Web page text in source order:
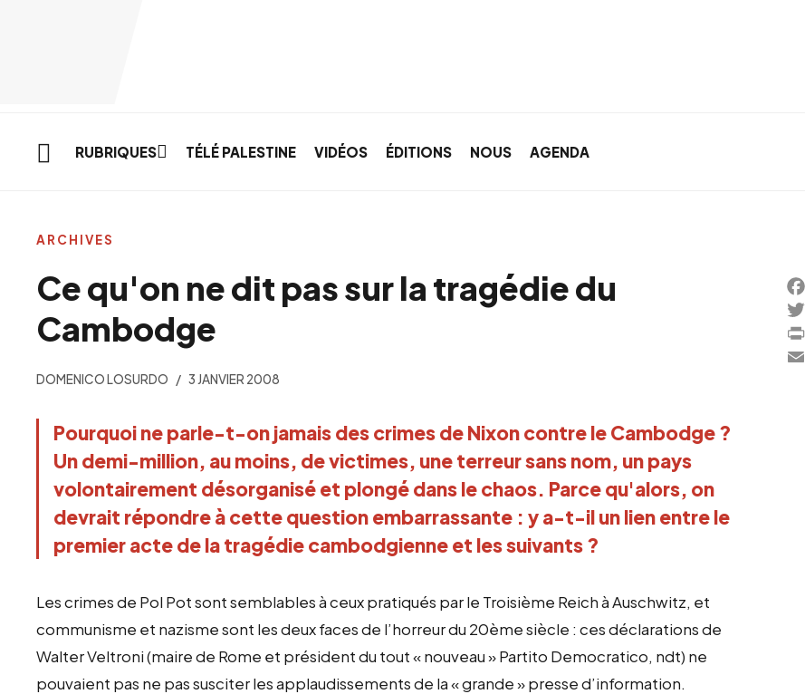
RUBRIQUES TÉLÉ PALESTINE VIDÉOS ÉDITIONS NOUS AGENDA
Ce qu'on ne dit pas sur la tragédie du
Cambodge
DOMENICO LOSURDO 3 JANVIER 2008
Pourquoi ne parle-t-on jamais des crimes de Nixon contre le Cambodge ?
Un demi-million, au moins, de victimes, une terreur sans nom, un pays
volontairement désorganisé et plongé dans le chaos. Parce qu'alors, on
devrait répondre à cette question embarrassante : y a-t-il un lien entre le
premier acte de la tragédie cambodgienne et les suivants ?
Les crimes de Pol Pot sont semblables à ceux pratiqués par le Troisième Reich à Auschwitz, et
communisme et nazisme sont les deux faces de l’horreur du 20ème siècle : ces déclarations de
Walter Veltroni (maire de Rome et président du tout « nouveau » Partito Democratico, ndt) ne
pouvaient pas ne pas susciter les applaudissements de la « grande » presse d’information.
ARCHIVES